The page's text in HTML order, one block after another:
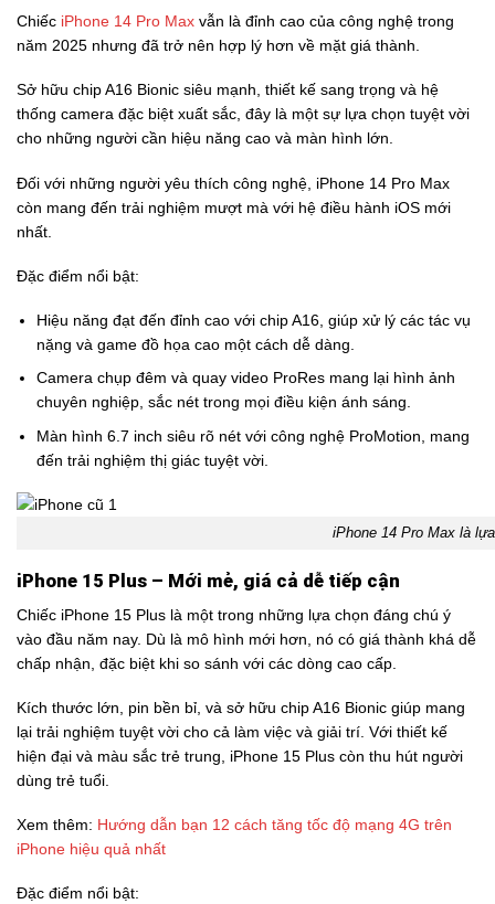
Chiếc iPhone 14 Pro Max vẫn là đỉnh cao của công nghệ trong
năm 2025 nhưng đã trở nên hợp lý hơn về mặt giá thành.
Sở hữu chip A16 Bionic siêu mạnh, thiết kế sang trọng và hệ
thống camera đặc biệt xuất sắc, đây là một sự lựa chọn tuyệt vời
cho những người cần hiệu năng cao và màn hình lớn.
Đối với những người yêu thích công nghệ, iPhone 14 Pro Max
còn mang đến trải nghiệm mượt mà với hệ điều hành iOS mới
nhất.
Đặc điểm nổi bật:
Hiệu năng đạt đến đỉnh cao với chip A16, giúp xử lý các tác vụ
nặng và game đồ họa cao một cách dễ dàng.
Camera chụp đêm và quay video ProRes mang lại hình ảnh
chuyên nghiệp, sắc nét trong mọi điều kiện ánh sáng.
Màn hình 6.7 inch siêu rõ nét với công nghệ ProMotion, mang
đến trải nghiệm thị giác tuyệt vời.
iPhone 14 Pro Max là
iPhone 15 Plus – Mới mẻ, giá cả dễ tiếp cận
Chiếc iPhone 15 Plus là một trong những lựa chọn đáng chú ý
vào đầu năm nay. Dù là mô hình mới hơn, nó có giá thành khá dễ
chấp nhận, đặc biệt khi so sánh với các dòng cao cấp.
Kích thước lớn, pin bền bỉ, và sở hữu chip A16 Bionic giúp mang
lại trải nghiệm tuyệt vời cho cả làm việc và giải trí. Với thiết kế
hiện đại và màu sắc trẻ trung, iPhone 15 Plus còn thu hút người
dùng trẻ tuổi.
Xem thêm: Hướng dẫn bạn 12 cách tăng tốc độ mạng 4G trên
iPhone hiệu quả nhất
Đặc điểm nổi bật: